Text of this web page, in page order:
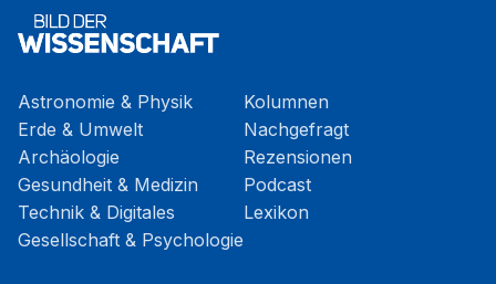
Astronomie & Physik
Erde & Umwelt
Archäologie
Gesundheit & Medizin
Technik & Digitales
Gesellschaft & Psychologie
Kolumnen
Nachgefragt
Rezensionen
Podcast
Lexikon